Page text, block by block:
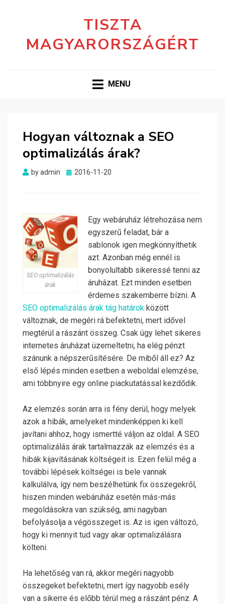
TISZTA
MAGYARORSZÁGÉRT
MENU
Hogyan változnak a SEO
optimalizálás árak?
byadmin
Posted
2016-11-20
SEO optimalizálás
árak
Egy webáruház létrehozása nem
egyszerű feladat, bár a
sablonok igen megkönnyíthetik
azt. Azonban még ennél is
bonyolultabb sikeressé tenni az
áruházat. Ezt minden esetben
érdemes szakemberre bízni. A
SEO optimalizálás árak tág határok között
változnak, de megéri rá befektetni, mert idővel
megtérül a rászánt összeg. Csak úgy lehet sikeres
internetes áruházat üzemeltetni, ha elég pénzt
szánunk a népszerűsítésére. De miből áll ez? Az
első lépés minden esetben a weboldal elemzése,
ami többnyire egy online piackutatással kezdődik.
Az elemzés során arra is fény derül, hogy melyek
azok a hibák, amelyeket mindenképpen ki kell
javítani ahhoz, hogy ismertté váljon az oldal. A SEO
optimalizálás árak tartalmazzák az elemzés és a
hibák kijavításának költségeit is. Ezen felül még a
további lépések költségei is bele vannak
kalkulálva, így nem beszélhetünk fix összegekről,
hiszen minden webáruház esetén más-más
megoldásokra van szükség, ami nagyban
befolyásolja a végösszeget is. Az is igen változó,
hogy ki mennyit tud vagy akar optimalizálásra
költeni.
Ha lehetőség van rá, akkor megéri nagyobb
összegeket befektetni, mert így nagyobb esély
van a sikerre és előbb térül meg a rászánt pénz. A